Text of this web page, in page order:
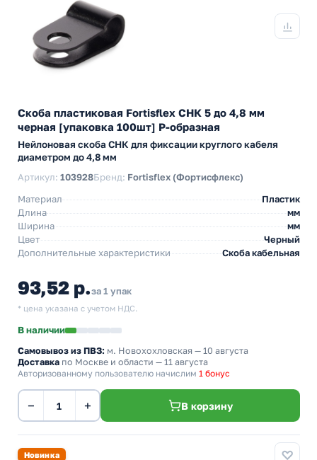
Скоба пластиковая Fortisflex СНК 5 до 4,8 мм
черная [упаковка 100шт] Р-образная
Нейлоновая скоба СНК для фиксации круглого кабеля
диаметром до 4,8 мм
Артикул: 103928Бренд: Fortisflex (Фортисфлекс)
Материал
Пластик
Длина
мм
Ширина
мм
Цвет
Черный
Дополнительные характеристики
Скоба кабельная
93,52 р.за 1 упак
* цена указана с учетом НДС.
В наличии
Самовывоз из ПВЗ: м. Новохохловская — 10 августа
Доставка по Москве и области — 11 августа
Авторизованному пользователю начислим 1 бонус
− + В корзину
Новинка